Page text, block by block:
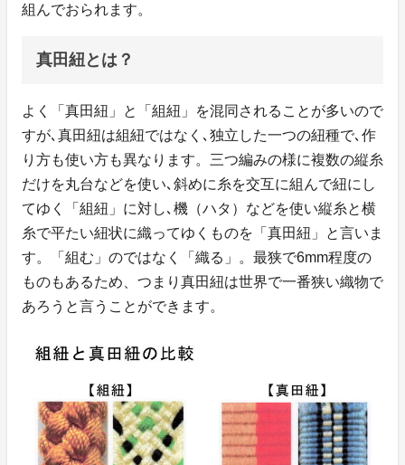
組んでおられます。
真田紐とは？
よく「真田紐」と「組紐」を混同されることが多いので
すが､真田紐は組紐ではなく､独立した一つの紐種で､作
り方も使い方も異なります。三つ編みの様に複数の縦糸
だけを丸台などを使い､斜めに糸を交互に組んで紐にし
てゆく「組紐」に対し､機（ハタ）などを使い縦糸と横
糸で平たい紐状に織ってゆくものを「真田紐」と言いま
す。「組む」のではなく「織る」。最狭で6mm程度の
ものもあるため、つまり真田紐は世界で一番狭い織物で
あろうと言うことができます。